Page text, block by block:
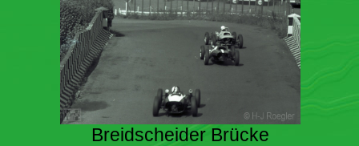
Breidscheider Brücke